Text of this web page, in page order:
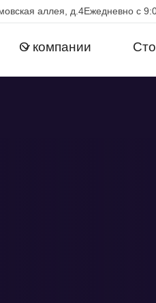
аллея, д.4Ежедневно с
О компании